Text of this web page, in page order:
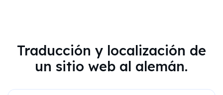
Traducción y localización de
un sitio web al alemán.